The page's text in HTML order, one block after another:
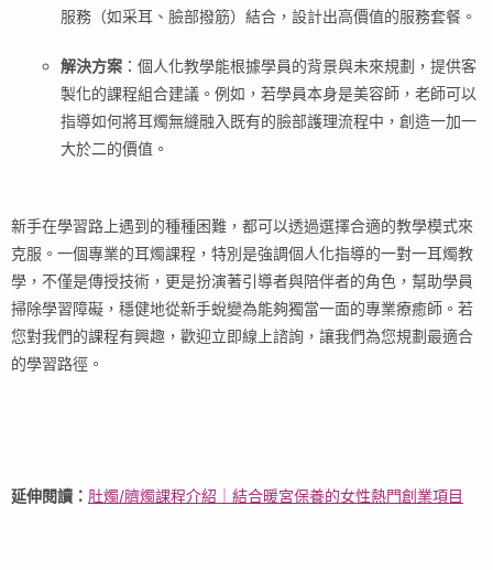
服務（如采耳、臉部撥筋）結合，設計出高價值的服務套餐。
解決方案 ：個人化教學能根據學員的背景與未來規劃，提供客
製化的課程組合建議。例如，若學員本身是美容師，老師可以
指導如何將耳燭無縫融入既有的臉部護理流程中，創造一加一
大於二的價值。
新手在學習路上遇到的種種困難，都可以透過選擇合適的教學模式來
克服。一個專業的耳燭課程，特別是強調個人化指導的一對一耳燭教
學，不僅是傳授技術，更是扮演著引導者與陪伴者的角色，幫助學員
掃除學習障礙，穩健地從新手蛻變為能夠獨當一面的專業療癒師。若
您對我們的課程有興趣，歡迎立即線上諮詢，讓我們為您規劃最適合
的學習路徑。
延伸閱讀： 肚燭/臍燭課程介紹｜結合暖宮保養的女性熱門創業項目